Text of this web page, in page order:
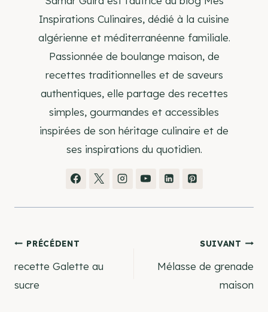
Inspirations Culinaires, dédié à la cuisine
algérienne et méditerranéenne familiale.
Passionnée de boulange maison, de
recettes traditionnelles et de saveurs
authentiques, elle partage des recettes
simples, gourmandes et accessibles
inspirées de son héritage culinaire et de
ses inspirations du quotidien.
Navigation
de
PRÉCÉDENT
recette Galette au
sucre
SUIVANT
Mélasse de grenade
maison